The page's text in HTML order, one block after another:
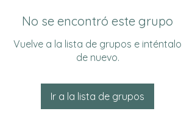
No se encontró este grupo
Vuelve a la lista de grupos e inténtalo
de nuevo.
Ir a la lista de grupos